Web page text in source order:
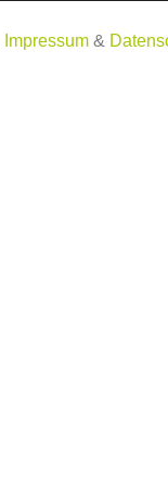
Impressum &